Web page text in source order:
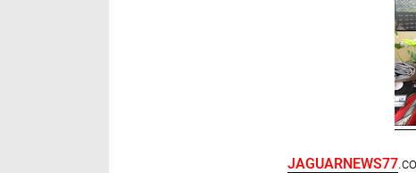
JAGUARNEWS77